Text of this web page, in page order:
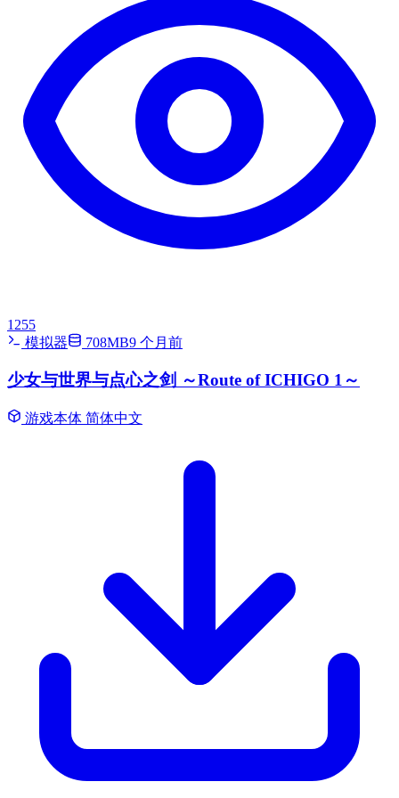
1255
模拟器
708MB9 个月前
少女与世界与点心之剑 ～Route of ICHIGO 1～
游戏本体 简体中文